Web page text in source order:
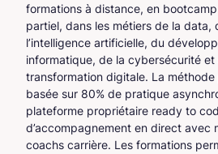
formations à distance, en
partiel, dans les métiers de la data,
l’intelligence artificielle, du
informatique, de la cybersécurité et
transformation digitale. La
basée sur 80% de pratique
plateforme propriétaire ready to
d’accompagnement en direct avec
coachs carrière. Les formations